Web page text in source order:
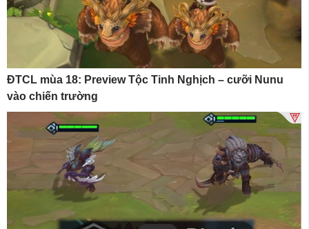
ĐTCL mùa 18: Preview Tộc Tinh Nghịch – cưỡi Nunu
vào chiến trường